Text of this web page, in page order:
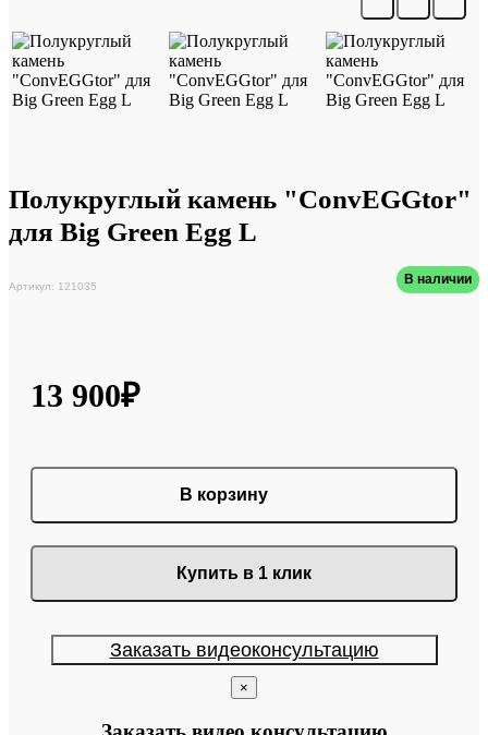
Полукруглый камень "ConvEGGtor"
для Big Green Egg L
Артикул: 121035 В наличии
13 900₽
В корзину
Купить в 1 клик
Заказать видеоконсультацию
×